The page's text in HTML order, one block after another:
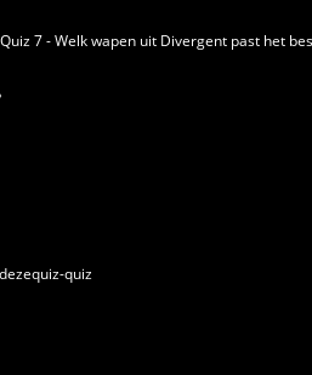
7 - Welk wapen uit Divergent past het
quiz